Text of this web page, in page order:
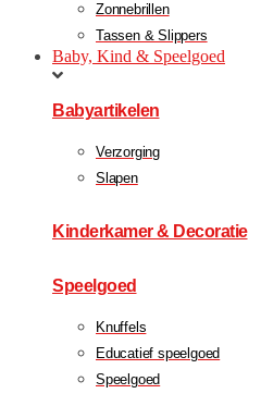
Zonnebrillen
Tassen & Slippers
Baby, Kind & Speelgoed
Babyartikelen
Verzorging
Slapen
Kinderkamer & Decoratie
Speelgoed
Knuffels
Educatief speelgoed
Speelgoed